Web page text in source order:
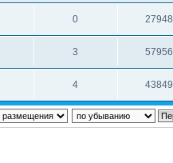
0 27948
3 57956
4 43849